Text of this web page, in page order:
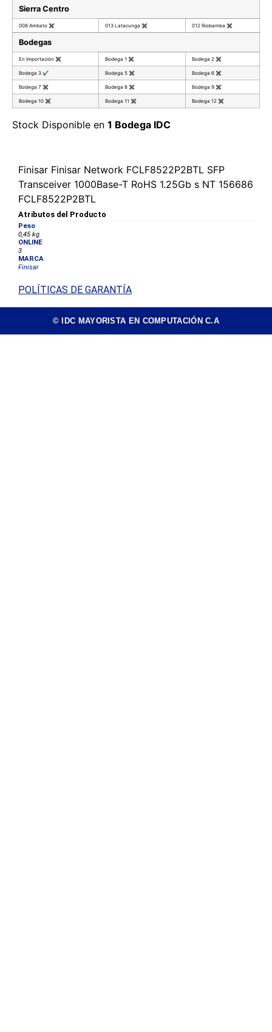
Sierra Centro
008 Ambato ✖ 013 Latacunga ✖ 012 Riobamba ✖
Bodegas
En Importación ✖ Bodega 1 ✖ Bodega 2 ✖
Bodega 3 ✔ Bodega 5 ✖ Bodega 6 ✖
Bodega 7 ✖ Bodega 8 ✖ Bodega 9 ✖
Bodega 10 ✖ Bodega 11 ✖ Bodega 12 ✖
Stock Disponible en 1 Bodega IDC
Finisar Finisar Network FCLF8522P2BTL SFP
Transceiver 1000Base-T RoHS 1.25Gb s NT 156686
FCLF8522P2BTL
Atributos del Producto
Peso
0,45 kg
ONLINE
3
MARCA
Finisar
POLÍTICAS DE GARANTÍA
© IDC MAYORISTA EN COMPUTACIÓN C.A